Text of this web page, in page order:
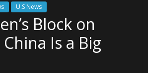
U.S News
Block on
Is a Big